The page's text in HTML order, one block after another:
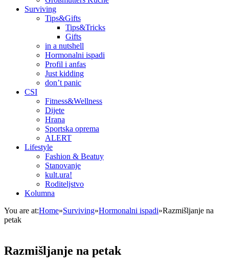
Surviving
Tips&Gifts
Tips&Tricks
Gifts
in a nutshell
Hormonalni ispadi
Profil i anfas
Just kidding
don’t panic
CSI
Fitness&Wellness
Dijete
Hrana
Sportska oprema
ALERT
Lifestyle
Fashion & Beatuy
Stanovanje
kult.ura!
Roditeljstvo
Kolumna
You are at:Home»Surviving»Hormonalni ispadi»Razmišljanje na
petak
Razmišljanje na petak